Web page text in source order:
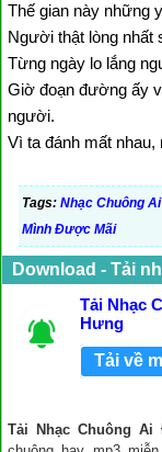
Thế gian này những
Người thật lòng nhất
Từng ngày lo lắng
Giờ đoạn đường ấy
người.
Vì ta đánh mất nhau,
Tags: Nhạc Chuông
Mình Được Mãi
Download - Tải
Tải Nhạc
Hưng
Tải về
Tải Nhạc Chuông